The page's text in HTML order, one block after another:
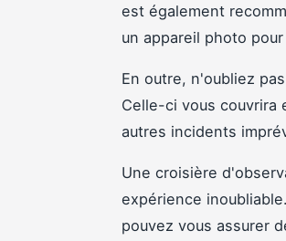
est également
un appareil photo
En outre, n'oubliez
Celle-ci vous couvrira
autres incidents
Une croisière
expérience
pouvez vous assurer